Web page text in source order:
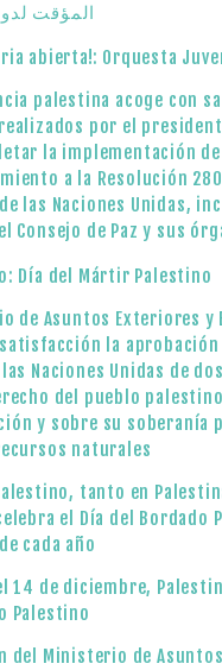
المؤقت
abierta!: Orquesta
palestina acoge con
por el
la implementación
a la Resolución
las Naciones Unidas,
Consejo de Paz y sus
Día del Mártir Palestino
de Asuntos Exteriores y
la aprobación
las Naciones Unidas de
del pueblo
y sobre su soberanía
naturales
tanto en
el Día del Bordado
cada año
14 de diciembre,
Palestino
del Ministerio de